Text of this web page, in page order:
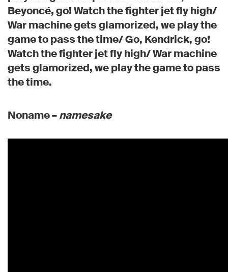
Beyoncé, go! Watch the fighter jet fly high/
War machine gets glamorized, we play the
game to pass the time/ Go, Kendrick, go!
Watch the fighter jet fly high/ War machine
gets glamorized, we play the game to pass
the time.
Noname –namesake